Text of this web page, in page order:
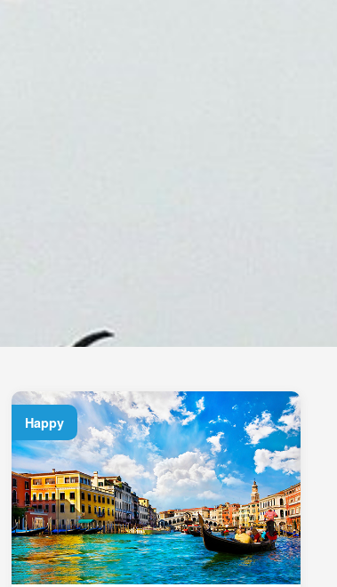
Happy